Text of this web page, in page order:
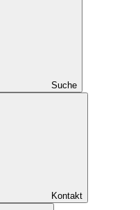
Suche
Kontakt